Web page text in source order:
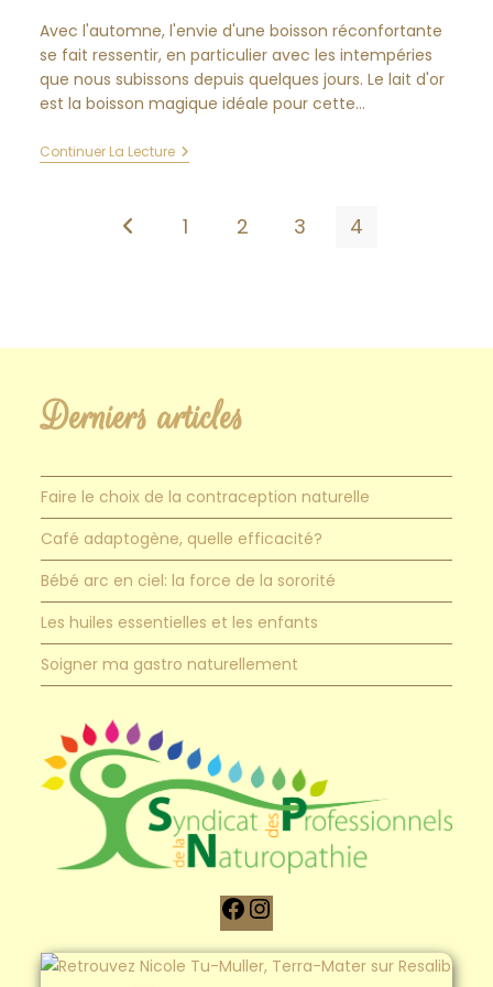
la
publication :
Avec l'automne, l'envie d'une boisson réconfortante
se fait ressentir, en particulier avec les intempéries
que nous subissons depuis quelques jours. Le lait d'or
est la boisson magique idéale pour cette…
Continuer La LectureLa
Boisson
L’automne
Go to the previous page
1 2 3 4
Derniers articles
Faire le choix de la contraception naturelle
Café adaptogène, quelle efficacité?
Bébé arc en ciel: la force de la sororité
Les huiles essentielles et les enfants
Soigner ma gastro naturellement
Lien
vers
ma
vers
ma